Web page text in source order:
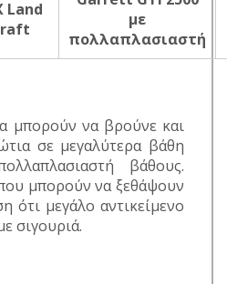
Land
με
πολλαπλασιαστή
μπορούν να βρούνε και
σε μεγαλύτερα βάθη
βάθους.
μπορούν να ξεθάψουν
ότι μεγάλο αντικείμενο
σιγουριά.